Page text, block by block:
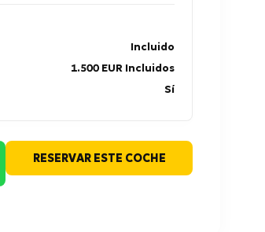
Incluido
1.500 EUR Incluidos
Sí
RESERVAR ESTE COCHE